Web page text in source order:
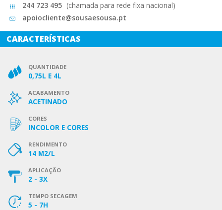
244 723 495 (chamada para rede fixa nacional)
apoiocliente@sousaesousa.pt
CARACTERÍSTICAS
QUANTIDADE
0,75L E 4L
ACABAMENTO
ACETINADO
CORES
INCOLOR E CORES
RENDIMENTO
14 M2/L
APLICAÇÃO
2 - 3X
TEMPO SECAGEM
5 - 7H